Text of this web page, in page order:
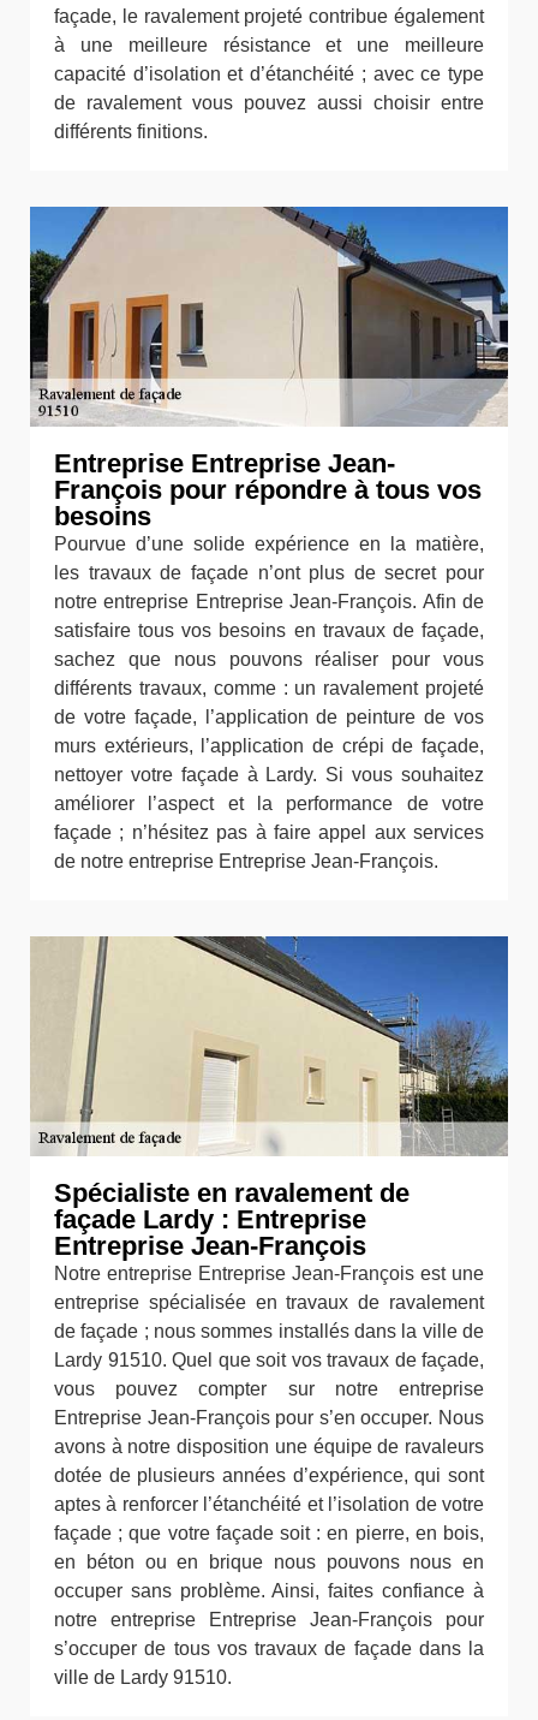
façade, le ravalement projeté contribue également
à une meilleure résistance et une meilleure
capacité d’isolation et d’étanchéité ; avec ce type
de ravalement vous pouvez aussi choisir entre
différents finitions.
Entreprise Entreprise Jean-
François pour répondre à tous vos
besoins
Pourvue d’une solide expérience en la matière,
les travaux de façade n’ont plus de secret pour
notre entreprise Entreprise Jean-François. Afin de
satisfaire tous vos besoins en travaux de façade,
sachez que nous pouvons réaliser pour vous
différents travaux, comme : un ravalement projeté
de votre façade, l’application de peinture de vos
murs extérieurs, l’application de crépi de façade,
nettoyer votre façade à Lardy. Si vous souhaitez
améliorer l’aspect et la performance de votre
façade ; n’hésitez pas à faire appel aux services
de notre entreprise Entreprise Jean-François.
Spécialiste en ravalement de
façade Lardy : Entreprise
Entreprise Jean-François
Notre entreprise Entreprise Jean-François est une
entreprise spécialisée en travaux de ravalement
de façade ; nous sommes installés dans la ville de
Lardy 91510. Quel que soit vos travaux de façade,
vous pouvez compter sur notre entreprise
Entreprise Jean-François pour s’en occuper. Nous
avons à notre disposition une équipe de ravaleurs
dotée de plusieurs années d’expérience, qui sont
aptes à renforcer l’étanchéité et l’isolation de votre
façade ; que votre façade soit : en pierre, en bois,
en béton ou en brique nous pouvons nous en
occuper sans problème. Ainsi, faites confiance à
notre entreprise Entreprise Jean-François pour
s’occuper de tous vos travaux de façade dans la
ville de Lardy 91510.